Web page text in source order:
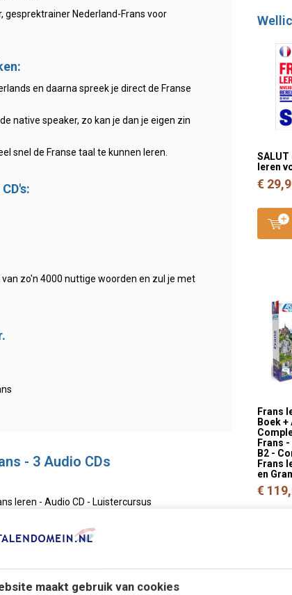
maakt gebruik van cookies
gesprektrainer Nederland-Frans voor
en daarna spreek je direct de Franse
native speaker, zo kan je dan je eigen zin
snel de Franse taal te kunnen leren.
zo'n 4000 nuttige woorden en zul je met
- 3 Audio CDs
leren - Audio CD - Luistercursus
SALUT
leren
€
Frans
Boek +
Frans
B2 -
Frans
en
€